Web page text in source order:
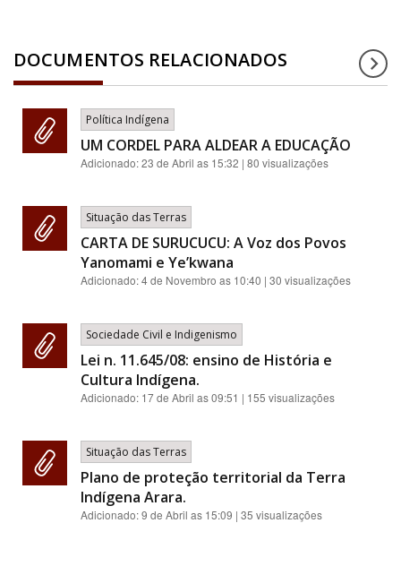
DOCUMENTOS RELACIONADOS
Política Indígena
UM CORDEL PARA ALDEAR A EDUCAÇÃO
Adicionado:23 de Abril as 15:32 | 80 visualizações
Situação das Terras
CARTA DE SURUCUCU: A Voz dos Povos
Yanomami e Ye’kwana
Adicionado:4 de Novembro as 10:40 | 30 visualizações
Sociedade Civil e Indigenismo
Lei n. 11.645/08: ensino de História e
Cultura Indígena.
Adicionado: 17 de Abril as 09:51 | 155 visualizações
Situação das Terras
Plano de proteção territorial da Terra
Indígena Arara.
Adicionado:9 de Abril as 15:09 | 35 visualizações